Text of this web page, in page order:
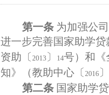
第一条为加强公
进一步完善国家助学
资助〔 2013 〕 14号）和《
知》（教助中心〔 2016 〕
第二条国家助学